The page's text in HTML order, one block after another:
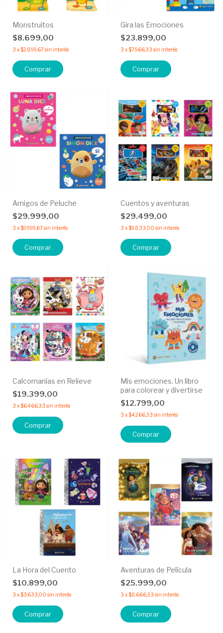
Monstruitos
$8.699,00
3 x$2.899,67sin interés
Comprar
Gira las Emociones
$23.899,00
3 x$7.966,33 sin interés
Comprar
Amigos de Peluche
$29.999,00
3 x$9.999,67sin interés
Comprar
Cuentos y aventuras
$29.499,00
3 x$9.833,00 sin interés
Comprar
Calcomanías en Relieve
$19.399,00
3 x$6.466,33 sin interés
Comprar
Mis emociones. Un libro
para colorear y divertirse
$12.799,00
3 x$4.266,33 sin interés
La Hora del Cuento
$10.899,00
3 x$3.633,00 sin interés
Comprar
Aventuras de Película
$25.999,00
3 x$8.666,33 sin interés
Comprar